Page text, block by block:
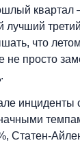
квартал
лучший
что летом
не просто
инциденты
Статен-